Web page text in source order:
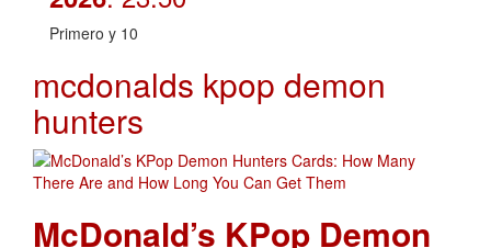
Primero y 10
mcdonalds kpop demon
hunters
McDonald’s KPop Demon